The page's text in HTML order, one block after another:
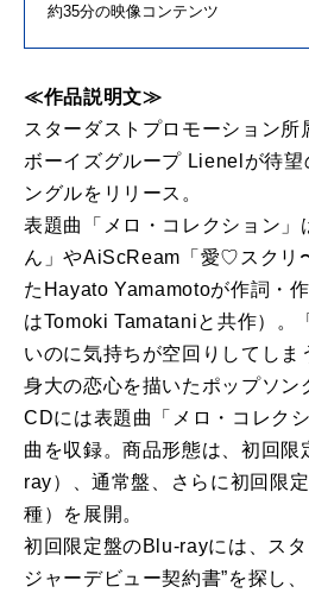
約35分の映像コンテンツ
≪作品説明文≫
スターダストプロモーション
ボーイズグループ Lienelが待望
ングルをリリース。
表題曲「メロ・コレクション」
ん」やAiScReam「愛♡スクリ
たHayato Yamamotoが作詞・
はTomoki Tamataniと共作）。
いのに気持ちが空回りしてし
身大の恋心を描いたポップソン
CDには表題曲「メロ・コレク
曲を収録。商品形態は、初回
ray）、通常盤、さらに初回限
種）を展開。
初回限定盤のBlu-rayには、スタ
ジャーデビュー契約書”を探し